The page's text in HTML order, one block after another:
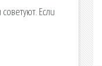
Если